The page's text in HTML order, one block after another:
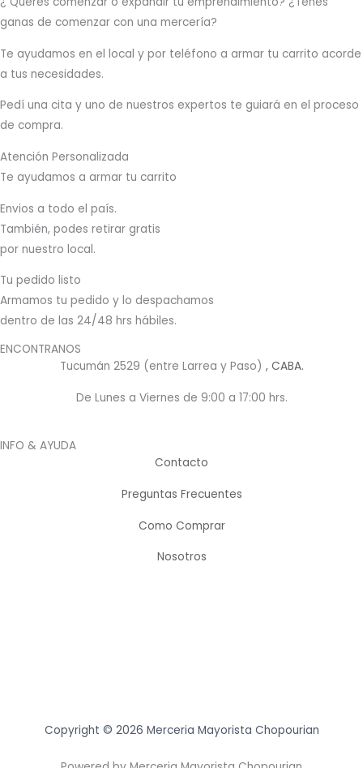
ganas de comenzar con una mercería?
Te ayudamos en el local y por teléfono a armar tu carrito acorde
a tus necesidades.
Pedí una cita y uno de nuestros expertos te guiará en el proceso
de compra.
Atención Personalizada
Te ayudamos a armar tu carrito
Envios a todo el país.
También, podes retirar gratis
por nuestro local.
Tu pedido listo
Armamos tu pedido y lo despachamos
dentro de las 24/48 hrs hábiles.
ENCONTRANOS
Tucumán 2529 (entre Larrea y Paso) , CABA.
De Lunes a Viernes de 9:00 a 17:00 hrs.
INFO & AYUDA
Contacto
Preguntas Frecuentes
Como Comprar
Nosotros
Copyright © 2026 Merceria Mayorista Chopourian